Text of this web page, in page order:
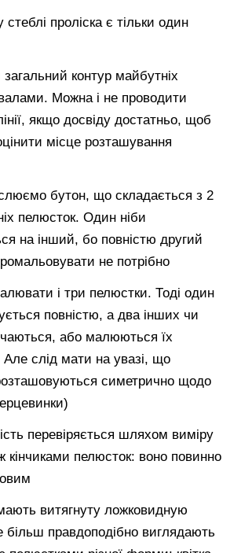
проліска є тільки один
контур майбутніх
Можна і не проводити
якщо досвіду достатньо, щоб
місце розташування
бутон, що складається з 2
пелюсток. Один ніби
на інший, бо повністю другий
не потрібно
і три пелюстки. Тоді один
повністю, а два інших чи
або малюються їх
Але слід мати на увазі, що
симетрично щодо
перевіряється шляхом виміру
кінчиками пелюсток: воно повинно
витягнуту ложковидную
правдоподібно виглядають